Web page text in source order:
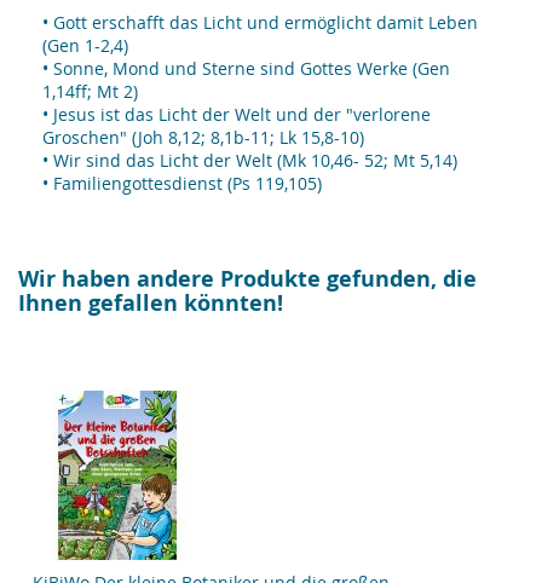
• Gott erschafft das Licht und ermöglicht damit Leben
(Gen 1-2,4)
• Sonne, Mond und Sterne sind Gottes Werke (Gen
1,14ff; Mt 2)
• Jesus ist das Licht der Welt und der "verlorene
Groschen" (Joh 8,12; 8,1b-11; Lk 15,8-10)
• Wir sind das Licht der Welt (Mk 10,46- 52; Mt 5,14)
• Familiengottesdienst (Ps 119,105)
Wir haben andere Produkte gefunden, die
Ihnen gefallen könnten!